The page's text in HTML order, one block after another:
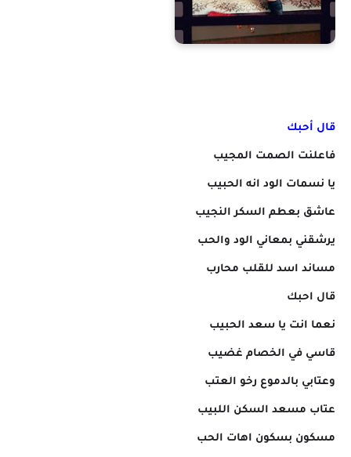
قال أحبك
فاعلنت الصمت المجيب
يا نسمات الود انه الحبيب
عاشق بعطم السكر النجيب
يرشقني بمعاني الود والحب
مساند اسد للقلب محارب
قال احبك
نعما انت يا سعد الحبيب
قاسي في الخصام غضيب
وعتابي بالدموع رخو العتب
عتاب مسعد السكن اللبيب
مسكون بسكون اهات الحب